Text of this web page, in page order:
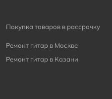
Покупка товаров в рассрочку
Ремонт гитар в Москве
Ремонт гитар в Казани